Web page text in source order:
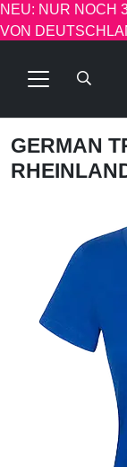
NEU: NUR NOCH
VON
GERMAN